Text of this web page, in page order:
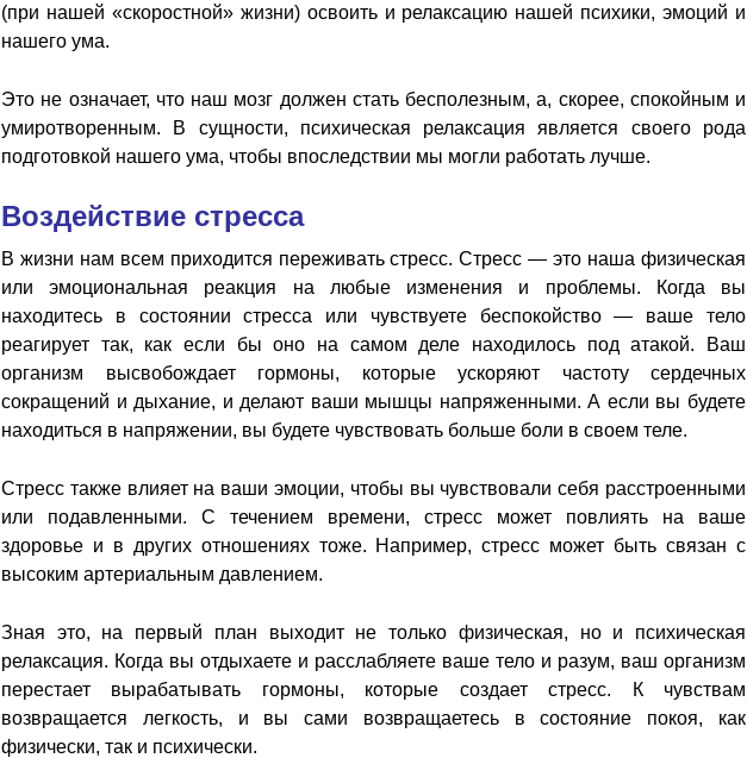
(при нашей «скоростной» жизни) освоить и релаксацию нашей психики, эмоций и
нашего ума.
Это не означает, что наш мозг должен стать бесполезным, а, скорее, спокойным и
умиротворенным. В сущности, психическая релаксация является своего рода
подготовкой нашего ума, чтобы впоследствии мы могли работать лучше.
Воздействие стресса
В жизни нам всем приходится переживать стресс. Стресс — это наша физическая
или эмоциональная реакция на любые изменения и проблемы. Когда вы
находитесь в состоянии стресса или чувствуете беспокойство — ваше тело
реагирует так, как если бы оно на самом деле находилось под атакой. Ваш
организм высвобождает гормоны, которые ускоряют частоту сердечных
сокращений и дыхание, и делают ваши мышцы напряженными. А если вы будете
находиться в напряжении, вы будете чувствовать больше боли в своем теле.
Стресс также влияет на ваши эмоции, чтобы вы чувствовали себя расстроенными
или подавленными. С течением времени, стресс может повлиять на ваше
здоровье и в других отношениях тоже. Например, стресс может быть связан с
высоким артериальным давлением.
Зная это, на первый план выходит не только физическая, но и психическая
релаксация. Когда вы отдыхаете и расслабляете ваше тело и разум, ваш организм
перестает вырабатывать гормоны, которые создает стресс. К чувствам
возвращается легкость, и вы сами возвращаетесь в состояние покоя, как
физически, так и психически.